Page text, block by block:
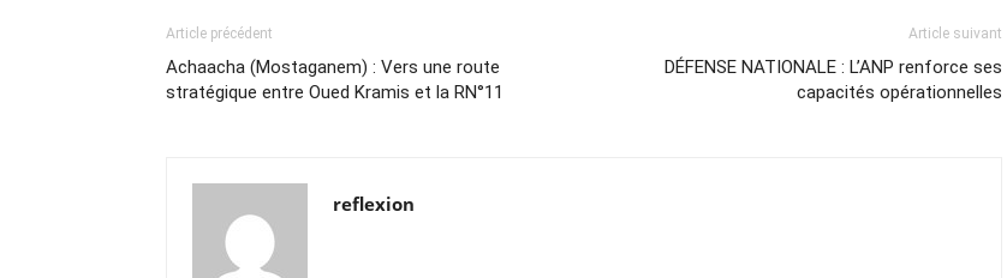
Article précédent
Achaacha (Mostaganem) : Vers une route
stratégique entre Oued Kramis et la RN°11
Article suivant
DÉFENSE NATIONALE : L’ANP renforce ses
capacités opérationnelles
reflexion